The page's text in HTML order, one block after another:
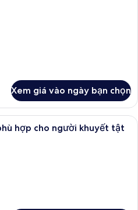
Xem giá vào ngày bạn chọn
Phòng, 2 giường cỡ queen, phù
hợp cho người khuyết tật